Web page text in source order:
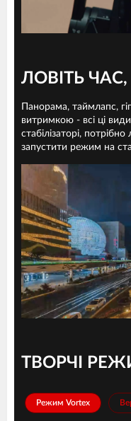
ЛОВІТЬ
Панорама, таймлапс,
витримкою - всі ці
стабілізаторі,
запустити режим на
ТВОРЧІ
Режим Vortex